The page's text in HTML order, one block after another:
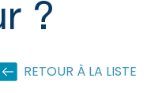
?
RETOUR À LA LISTE